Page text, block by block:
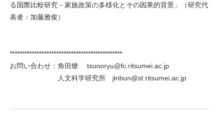
る国際比較研究－家族政策の多様化とその因果的背景」（研究代
表者：加藤雅俊）
**********************************************
お問い合わせ：角田燎 tsunoryu@fc.ritsumei.ac.jp
人文科学研究所 jinbun@st.ritsumei.ac.jp